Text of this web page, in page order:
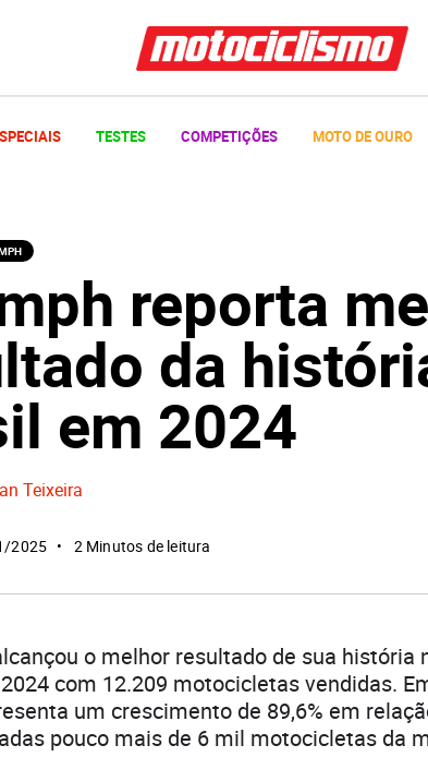
TESTES COMPETIÇÕES MOTO DE OURO
reporta
da
em 2024
Teixeira
2025 2 Minutos de leitura
o melhor resultado de sua história
com 12.209 motocicletas vendidas.
um crescimento de 89,6% em
pouco mais de 6 mil motocicletas da